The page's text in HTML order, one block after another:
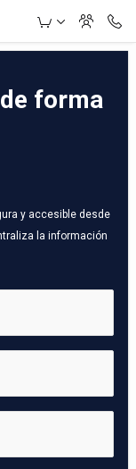
forma
y accesible desde
la información